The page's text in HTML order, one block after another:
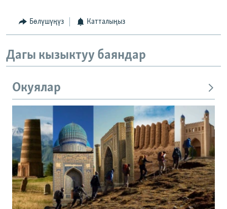
Бөлүшүңүз Катталыңыз
Дагы кызыктуу баяндар
Окуялар